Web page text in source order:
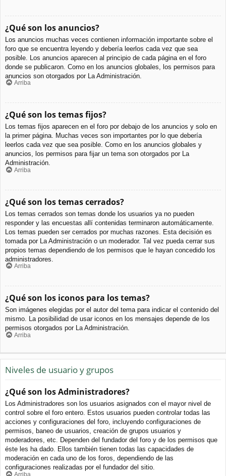
¿Qué son los anuncios?
Los anuncios muchas veces contienen información importante sobre el
foro que se encuentra leyendo y debería leerlos cada vez que sea
posible. Los anuncios aparecen al principio de cada página en el foro
donde se publicaron. Como en los anuncios globales, los permisos para
anuncios son otorgados por La Administración.
Arriba
¿Qué son los temas fijos?
Los temas fijos aparecen en el foro por debajo de los anuncios y solo en
la primer página. Muchas veces son importantes por lo que debería
leerlos cada vez que sea posible. Como en los anuncios globales y
anuncios, los permisos para fijar un tema son otorgados por La
Administración.
Arriba
¿Qué son los temas cerrados?
Los temas cerrados son temas donde los usuarios ya no pueden
responder y las encuestas allí contenidas terminaron automáticamente.
Los temas pueden ser cerrados por muchas razones. Esta decisión es
tomada por La Administración o un moderador. Tal vez pueda cerrar sus
propios temas dependiendo de los permisos que le hayan concedido los
administradores.
Arriba
¿Qué son los iconos para los temas?
Son imágenes elegidas por el autor del tema para indicar el contenido del
mismo. La posibilidad de usar iconos en los mensajes depende de los
permisos otorgados por La Administración.
Arriba
Niveles de usuario y grupos
¿Qué son los Administradores?
Los Administradores son los usuarios asignados con el mayor nivel de
control sobre el foro entero. Estos usuarios pueden controlar todas las
acciones y configuraciones del foro, incluyendo configuraciones de
permisos, baneo de usuarios, creación de grupos usuarios y
moderadores, etc. Dependen del fundador del foro y de los permisos que
éste les ha dado. Ellos también tienen todas las capacidades de
moderación en cada uno de los foros, dependiendo de las
configuraciones realizadas por el fundador del sitio.
Arriba